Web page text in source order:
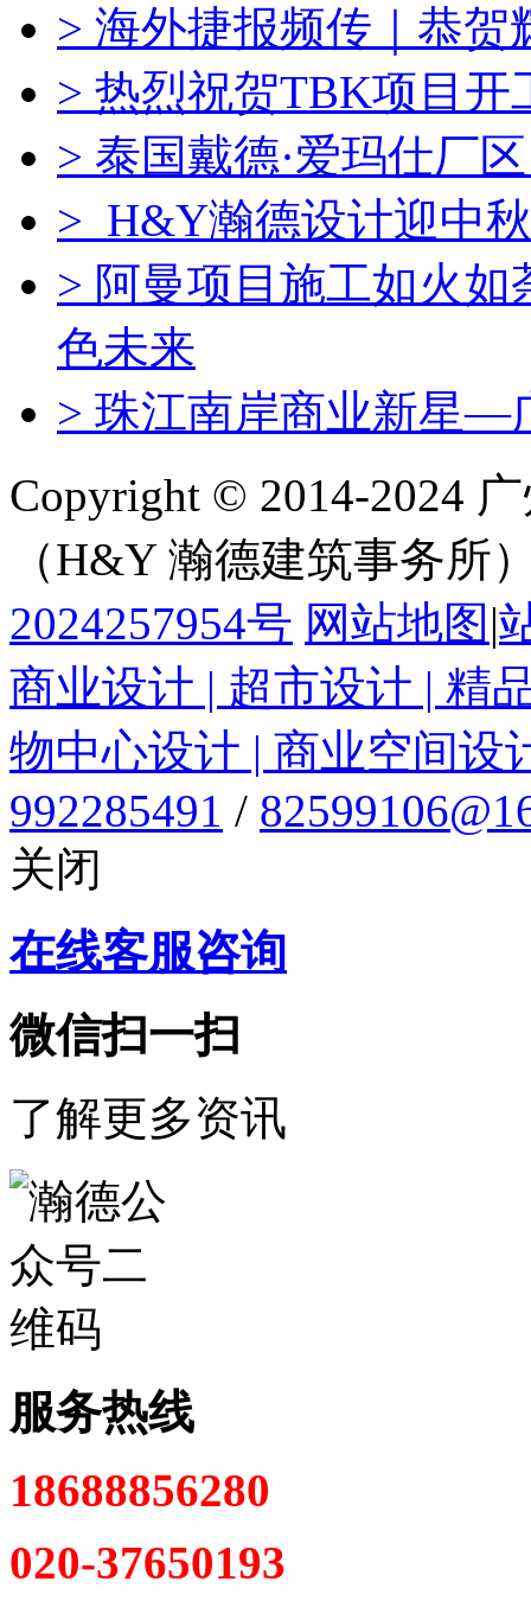
> 海外捷报频传｜恭贺
> 热烈祝贺TBK项目开
> 泰国戴德·爱玛仕厂
> H&Y瀚德设计迎中
> 阿曼项目施工如火
色未来
> 珠江南岸商业新星—
Copyright © 2014-2024
（H&Y 瀚德建筑事务所
2024257954号 网站地图 |
商业设计 | 超市设计 | 精
物中心设计 | 商业空间设
992285491 /
关闭
在线客服咨询
微信扫一扫
了解更多资讯
服务热线
18688856280
020-37650193